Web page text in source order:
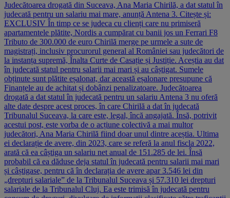
Judecătoarea drogată din Suceava, Ana Maria Chirilă, a dat statul în
judecată pentru un salariu mai mare, anunță Antena 3. Citește și:
EXCLUSIV În timp ce se judeca cu clienți care nu primiseră
apartamentele plătite, Nordis a cumpărat cu banii jos un Ferrari F8
Tributo de 300.000 de euro Chirilă merge pe urmele a sute de
magistrați, inclusiv procurorul general al României sau judecători de
la instanța supremă, Înalta Curte de Casație și Justiție. Aceștia au dat
în judecată statul pentru salarii mai mari și au câștigat. Sumele
obținute sunt plătite eșalonat, dar această eșalonare presupune că
Finanțele au de achitat și dobânzi penalizatoare. Judecătoarea
drogată a dat statul în judecată pentru un salariu Antena 3 nu oferă
alte date despre acest proces, în care Chirilă a dat în judecată
Tribunalul Suceava, la care este, legal, încă angajată. Însă, potrivit
acestui post, este vorba de o acțiune colectivă a mai multor
judecători, Ana Maria Chirilă fiind doar unul dintre aceștia. Ultima
ei declarație de avere, din 2023, care se referă la anul fiscla 2022,
arată că ea câștiga un salariu net anual de 151.285 de lei. Însă
probabil că ea dăduse deja statul în judecată pentru salarii mai mari
și câștigase, pentru că în declarația de avere apar 3.546 lei din
„drepturi salariale” de la Tribunalul Suceava și 57.310 lei drepturi
salariale de la Tribunalul Cluj. Ea este trimisă în judecată pentru